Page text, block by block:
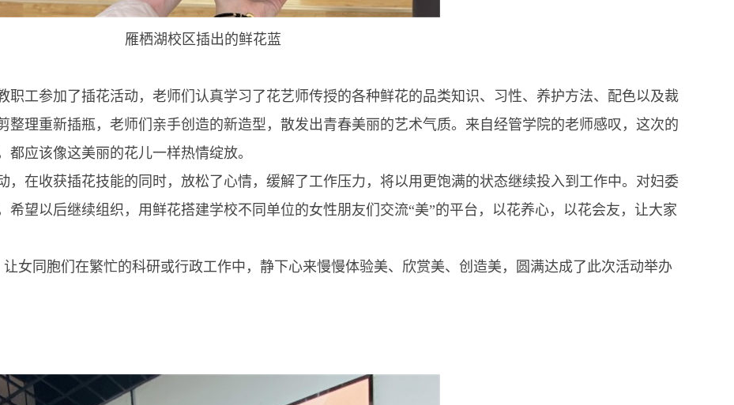
雁栖湖校区插出的鲜花蓝
工参加了插花活动，老师们认真学习了花艺师传授的各种鲜花的品类知识、习性、养护方法、配色以及裁
整理重新插瓶，老师们亲手创造的新造型，散发出青春美丽的艺术气质。来自经管学院的老师感叹，这次的
应该像这美丽的花儿一样热情绽放。
在收获插花技能的同时，放松了心情，缓解了工作压力，将以用更饱满的状态继续投入到工作中。对妇委
希望以后继续组织，用鲜花搭建学校不同单位的女性朋友们交流“美”的平台，以花养心，以花会友，让大家
女同胞们在繁忙的科研或行政工作中，静下心来慢慢体验美、欣赏美、创造美，圆满达成了此次活动举办